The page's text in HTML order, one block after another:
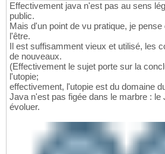
Effectivement java n'est pas au sens
public.
Mais d'un point de vu pratique, je
l'être.
Il est suffisamment vieux et utilisé, les
de nouveaux.
(Effectivement le sujet porte sur la
l'utopie;
effectivement, l'utopie est du domaine
Java n'est pas figée dans le marbre : le
évoluer.